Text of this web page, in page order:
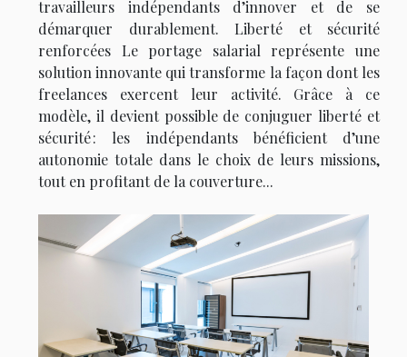
travailleurs indépendants d’innover et de se
démarquer durablement. Liberté et sécurité
renforcées Le portage salarial représente une
solution innovante qui transforme la façon dont les
freelances exercent leur activité. Grâce à ce
modèle, il devient possible de conjuguer liberté et
sécurité : les indépendants bénéficient d’une
autonomie totale dans le choix de leurs missions,
tout en profitant de la couverture...